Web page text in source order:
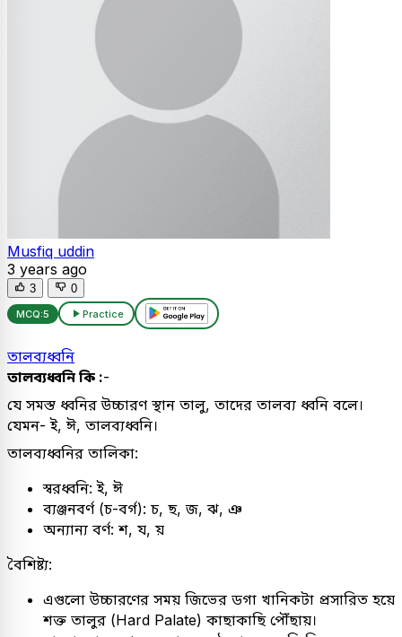
Musfiq uddin
3 years ago
3 0
MCQ:5 Practice
তালব্যধ্বনি
তালব্যধ্বনি কি :-
যে সমস্ত ধ্বনির উচ্চারণ স্থান তালু, তাদের তালব্য ধ্বনি বলে।
যেমন- ই, ঈ, তালব্যধ্বনি।
তালব্যধ্বনির তালিকা:
স্বরধ্বনি: ই, ঈ
ব্যঞ্জনবর্ণ (চ-বর্গ): চ, ছ, জ, ঝ, ঞ
অন্যান্য বর্ণ: শ, য, য়
বৈশিষ্ট্য:
এগুলো উচ্চারণের সময় জিভের ডগা খানিকটা প্রসারিত হয়ে
শক্ত তালুর (Hard Palate) কাছাকাছি পৌঁছায়।